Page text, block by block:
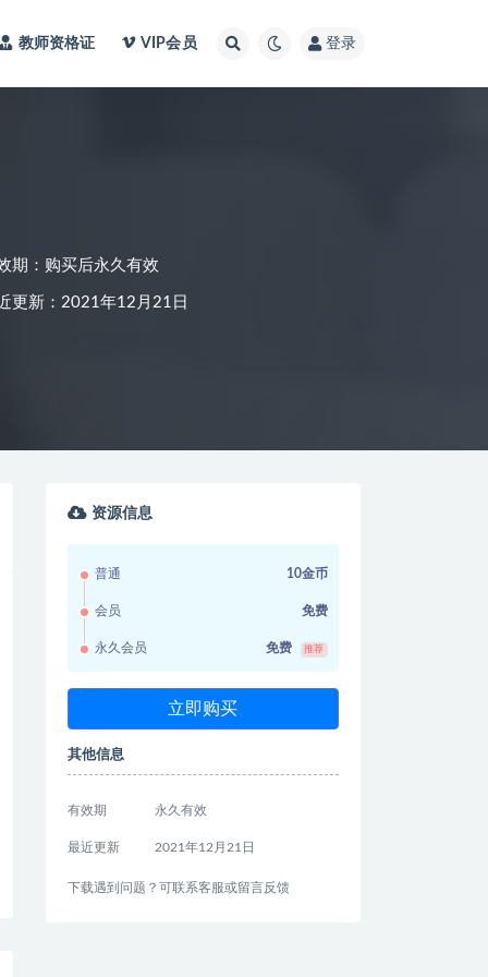
教师资格证 VIP会员 登录
期：购买后永久有效
更新：2021年12月21日
资源信息
普通 10金币
会员 免费
永久会员 免费 推荐
立即购买
其他信息
有效期 永久有效
最近更新 2021年12月21日
下载遇到问题？可联系客服或留言反馈